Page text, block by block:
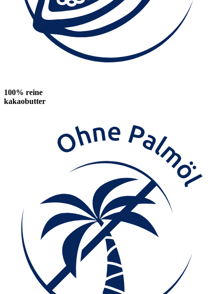
100% reine
kakaobutter